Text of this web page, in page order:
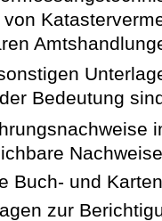
Bedeutung
Buch- und
zur